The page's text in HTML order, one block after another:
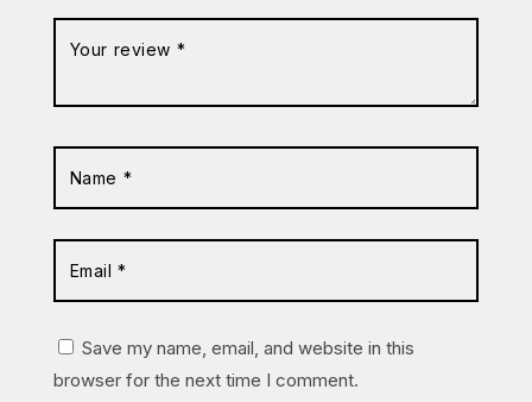
Save my name, email, and website in this
browser for the next time I comment.